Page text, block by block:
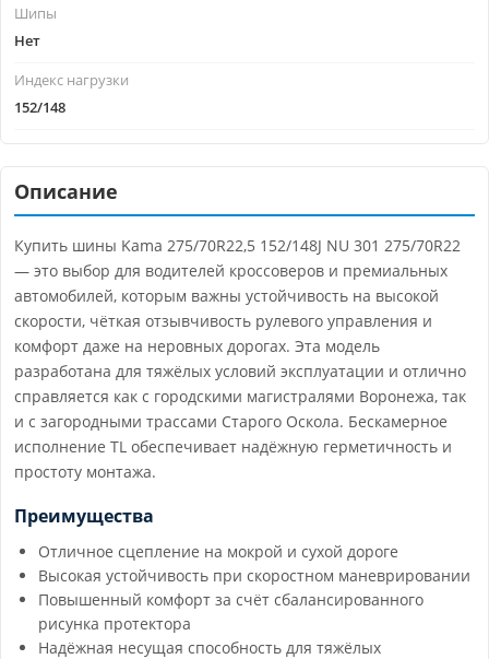
Шипы
Нет
Индекс нагрузки
152/148
Описание
Купить шины Kama 275/70R22,5 152/148J NU 301 275/70R22
— это выбор для водителей кроссоверов и премиальных
автомобилей, которым важны устойчивость на высокой
скорости, чёткая отзывчивость рулевого управления и
комфорт даже на неровных дорогах. Эта модель
разработана для тяжёлых условий эксплуатации и отлично
справляется как с городскими магистралями Воронежа, так
и с загородными трассами Старого Оскола. Бескамерное
исполнение TL обеспечивает надёжную герметичность и
простоту монтажа.
Преимущества
Отличное сцепление на мокрой и сухой дороге
Высокая устойчивость при скоростном маневрировании
Повышенный комфорт за счёт сбалансированного
рисунка протектора
Надёжная несущая способность для тяжёлых